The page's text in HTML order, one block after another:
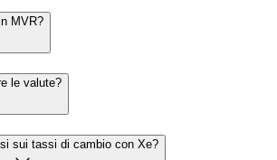
MVR?
le valute?
sui tassi di cambio con Xe?